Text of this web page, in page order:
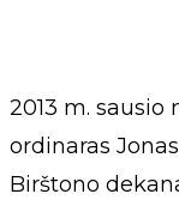
2013 m. sausio
ordinaras
Birštono